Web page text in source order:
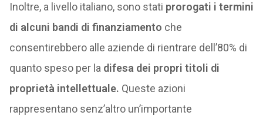
Inoltre, a livello italiano, sono stati prorogati i termini
di alcuni bandi di finanziamento che
consentirebbero alle aziende di rientrare dell’80% di
quanto speso per la difesa dei propri titoli di
proprietà intellettuale. Queste azioni
rappresentano senz’altro un’importante